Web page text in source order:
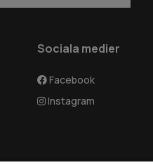
Sociala medier
Facebook
Instagram